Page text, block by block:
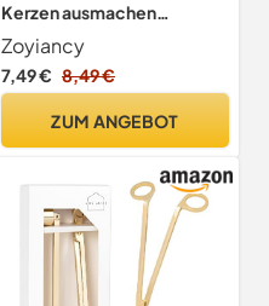
Kerzen ausmachen
kerzenlöscher zange,
Kerzenschere
Dochtschneider für
arz)
Zoyiancy
7,49 € 8,49 €
ZUM ANGEBOT